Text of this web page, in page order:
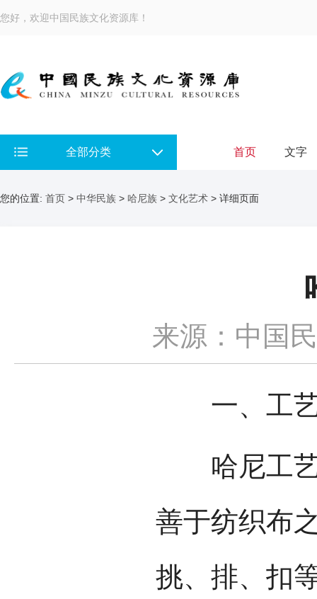
您好，欢迎中国民族文化资源库！
全部分类 首页 文字
您的位置: 首页 > 中华民族 > 哈尼族 > 文化艺术 > 详细页面
来源：中国
一、工艺
哈尼工艺
善于纺织布
挑、排、扣